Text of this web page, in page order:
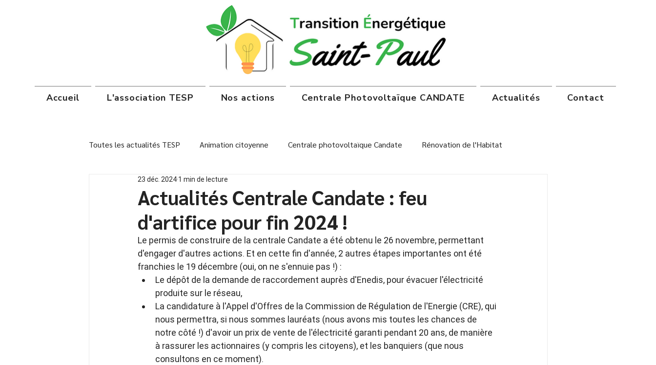
Accueil L'association TESP Nos actions Centrale Photovoltaïque CANDATE Actualités Contact
Toutes les actualités TESP Animation citoyenne Centrale photovoltaïque Candate Rénovation de l'Habitat
Institutions scolaires Autoconsommation
Actualités Centrale Candate : feu
d'artifice pour fin 2024 !
23 déc. 2024 1 min de lecture
Le permis de construire de la centrale Candate a été obtenu le 26 novembre, permettant
d'engager d'autres actions. Et en cette fin d'année, 2 autres étapes importantes ont été
franchies le 19 décembre (oui, on ne s'ennuie pas !) :
Le dépôt de la demande de raccordement auprès d'Enedis, pour évacuer l'électricité
produite sur le réseau,
La candidature à l'Appel d'Offres de la Commission de Régulation de l'Energie (CRE), qui
nous permettra, si nous sommes lauréats (nous avons mis toutes les chances de
notre côté !) d'avoir un prix de vente de l'électricité garanti pendant 20 ans, de manière
à rassurer les actionnaires (y compris les citoyens), et les banquiers (que nous
consultons en ce moment).